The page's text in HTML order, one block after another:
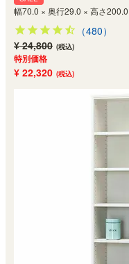
幅70.0 × 奥行29.0 × 高さ200.0
（480）
¥ 24,800 (税込)
特別価格
¥ 22,320 (税込)